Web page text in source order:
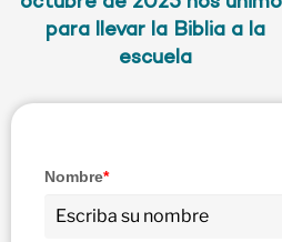
para llevar la Biblia a la
escuela
Nombre*